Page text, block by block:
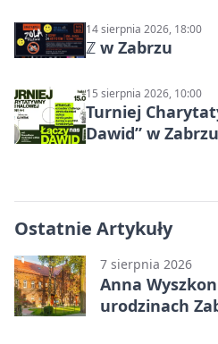
14 sierpnia 2026, 18:00
ℤ w Zabrzu
15 sierpnia 2026, 10:00
Turniej
Dawid” w Zabrzu
Ostatnie Artykuły
7 sierpnia 2026
Anna
urodzinach